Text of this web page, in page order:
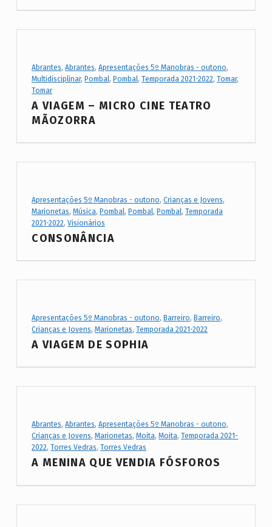
Project Category:
Abrantes,Abrantes,Apresentações 5º Manobras - outono,
Multidisciplinar, Pombal, Pombal,Temporada 2021-2022,Tomar,
Tomar
A VIAGEM – MICRO CINE TEATRO
MÃOZORRA
Project Category:
Apresentações 5º Manobras - outono,Crianças e Jovens,
Marionetas,Música, Pombal, Pombal, Pombal,Temporada
2021-2022,Visionários
CONSONÂNCIA
Project Category:
Apresentações 5º Manobras - outono, Barreiro, Barreiro,
Crianças e Jovens,Marionetas,Temporada 2021-2022
A VIAGEM DE SOPHIA
Project Category:
Abrantes,Abrantes,Apresentações 5º Manobras - outono,
Crianças e Jovens,Marionetas,Moita,Moita,Temporada 2021-
2022,Torres Vedras,Torres Vedras
A MENINA QUE VENDIA FÓSFOROS